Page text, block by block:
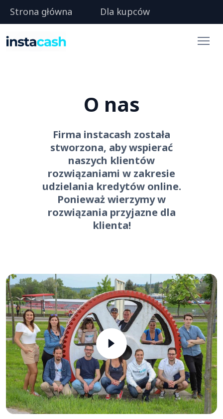
Strona główna Dla kupców
O nas
Firma instacash została
stworzona, aby wspierać
naszych klientów
rozwiązaniami w zakresie
udzielania kredytów online.
Ponieważ wierzymy w
rozwiązania przyjazne dla
klienta!